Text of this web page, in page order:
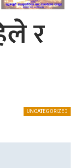
र
UNCATEGORIZED